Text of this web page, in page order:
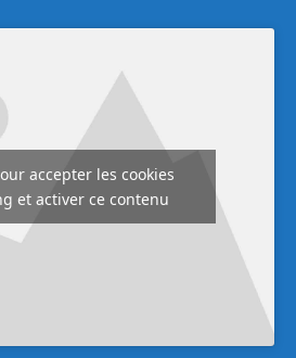
accepter les cookies
et activer ce contenu